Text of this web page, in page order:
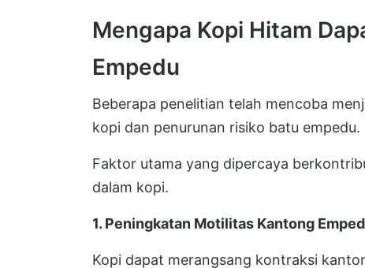
Mengapa Kopi Hitam
Empedu
Beberapa penelitian telah mencoba
kopi dan penurunan risiko batu empedu.
Faktor utama yang dipercaya
dalam kopi.
1. Peningkatan Motilitas Kantong
Kopi dapat merangsang kontraksi